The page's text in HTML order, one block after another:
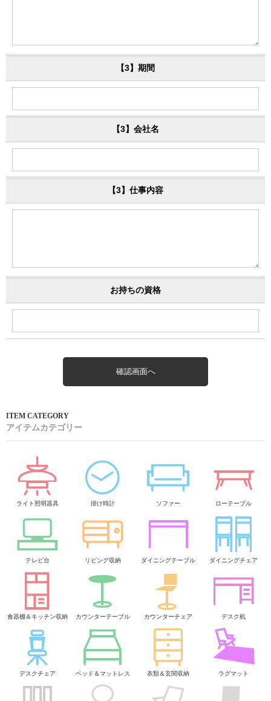
【3】期間
【3】会社名
【3】仕事内容
お持ちの資格
アイテムカテゴリー
ライト照明器具 掛け時計 ソファー ローテーブル
テレビ台 リビング収納 ダイニングテーブル ダイニングチェア
食器棚＆キッチン収納 カウンターテーブル カウンターチェア デスク机
デスクチェア ベッド＆マットレス 衣類＆玄関収納 ラグマット